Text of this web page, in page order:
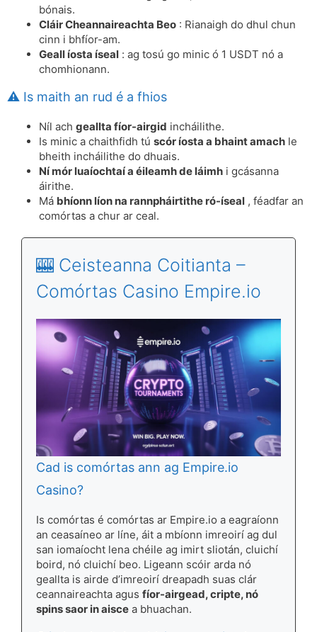
bónais.
Cláir Cheannaireachta Beo : Rianaigh do dhul chun
cinn i bhfíor-am.
Geall íosta íseal : ag tosú go minic ó 1 USDT nó a
chomhionann.
⚠️ Is maith an rud é a fhios
Níl ach geallta fíor-airgid incháilithe.
Is minic a chaithfidh tú scór íosta a bhaint amach le
bheith incháilithe do dhuais.
Ní mór luaíochtaí a éileamh de láimh i gcásanna
áirithe.
Má bhíonn líon na rannpháirtithe ró-íseal , féadfar an
comórtas a chur ar ceal.
🎰 Ceisteanna Coitianta –
Comórtas Casino Empire.io
Cad is comórtas ann ag Empire.io
Casino?
Is comórtas é comórtas ar Empire.io a eagraíonn
an ceasaíneo ar líne, áit a mbíonn imreoirí ag dul
san iomaíocht lena chéile ag imirt sliotán, cluichí
boird, nó cluichí beo. Ligeann scóir arda nó
geallta is airde d’imreoirí dreapadh suas clár
ceannaireachta agus fíor-airgead, cripte, nó
spins saor in aisce a bhuachan.